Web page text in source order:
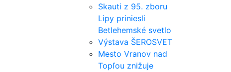
Skauti z 95. zboru
Lipy priniesli
Betlehemské svetlo
Výstava ŠEROSVET
Mesto Vranov nad
Topľou znižuje